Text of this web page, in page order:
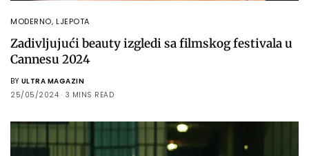
MODERNO, LJEPOTA
Zadivljujući beauty izgledi sa filmskog festivala u
Cannesu 2024
BY ULTRA MAGAZIN
25/05/2024
3 MINS READ